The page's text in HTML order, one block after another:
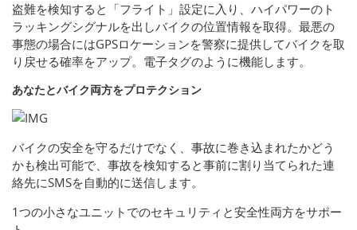
盗難を検知すると「フライト」設定に入り、ハイパワーのト
ラッキングシグナルを出しバイクの位置情報を取得。最悪の
事態の場合にはGPSロケーションを警察に提供してバイクを取
り戻せる確率をアップ。電子タグのように機能します。
あなたとバイク両方をプロテクション
バイクの安全を守るだけでなく、事故に巻き込まれたかどう
かも検出可能で、事故を検知すると事前に割り当てられた連
絡先にSMSを自動的に送信します。
1つの小さなユニットでのセキュリティと安全性両方をサポー